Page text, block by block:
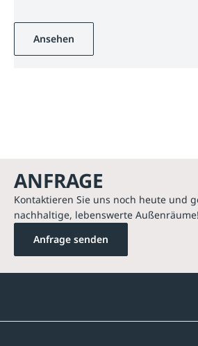
Ansehen
ANFRAGE
Kontaktieren Sie uns noch heute und
nachhaltige, lebenswerte Außenräume!
Anfrage senden